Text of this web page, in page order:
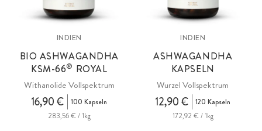
INDIEN
BIO ASHWAGANDHA
KSM-66® ROYAL
Withanolide Vollspektrum
16,90 €
100 Kapseln
283,56 € / 1kg
INDIEN
ASHWAGANDHA
KAPSELN
Wurzel Vollspektrum
12,90 €
120 Kapseln
172,92 € / 1kg